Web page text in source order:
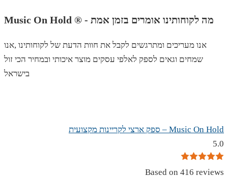
Music On Hold ® - מה לקוחותינו אומרים בזמן אמת
אנו מעריכים ומתרגשים לקבל את חוות הדעת של לקוחותינו ,אנו
שמחים וגאים לספק לאלפי עסקים מוצר איכותי ובמחיר הכי זול
בישראל
Music On Hold – ספק ארצי לקריינות מקצועית
5.0
Based on 416 reviews